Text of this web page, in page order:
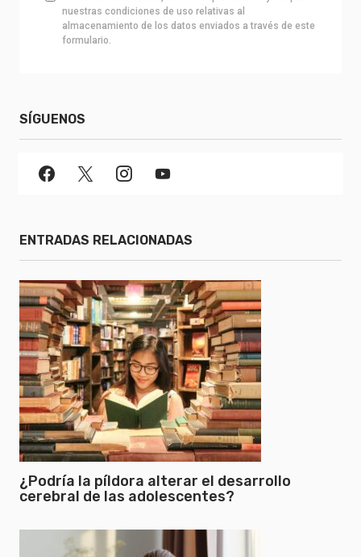
nuestras condiciones de uso relativas al
almacenamiento de los datos enviados a través de este
formulario.
SÍGUENOS
ENTRADAS RELACIONADAS
¿Podría la píldora alterar el desarrollo
cerebral de las adolescentes?